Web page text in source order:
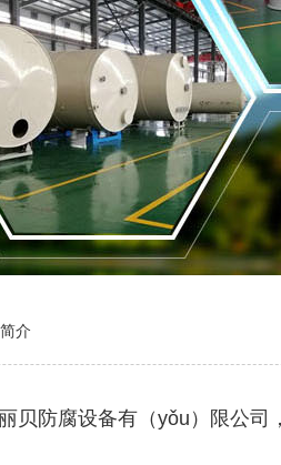
介
防腐设备有（yǒu）限公司